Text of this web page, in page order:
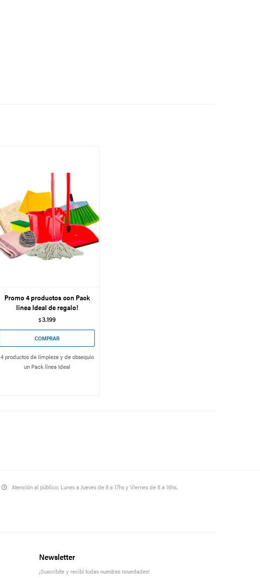
Promo 4 productos con Pack
linea Ideal de regalo!
$3.199
4 productos de limpieza y de obsequio
un Pack linea Ideal
Atención al público: Lunes a Jueves de 8 a 17hs y Viernes de 8 a 16hs.
Newsletter
¡Suscribite y recibí todas nuestras novedades!